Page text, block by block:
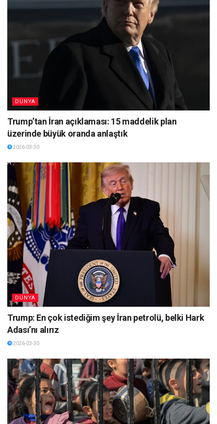
DÜNYA
Trump’tan İran açıklaması: 15 maddelik plan
üzerinde büyük oranda anlaştık
2026-03-30
DÜNYA
Trump: En çok istediğim şey İran petrolü, belki Hark
Adası’nı alırız
2026-03-30